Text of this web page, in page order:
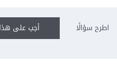
أجب على اطرح سؤالًا